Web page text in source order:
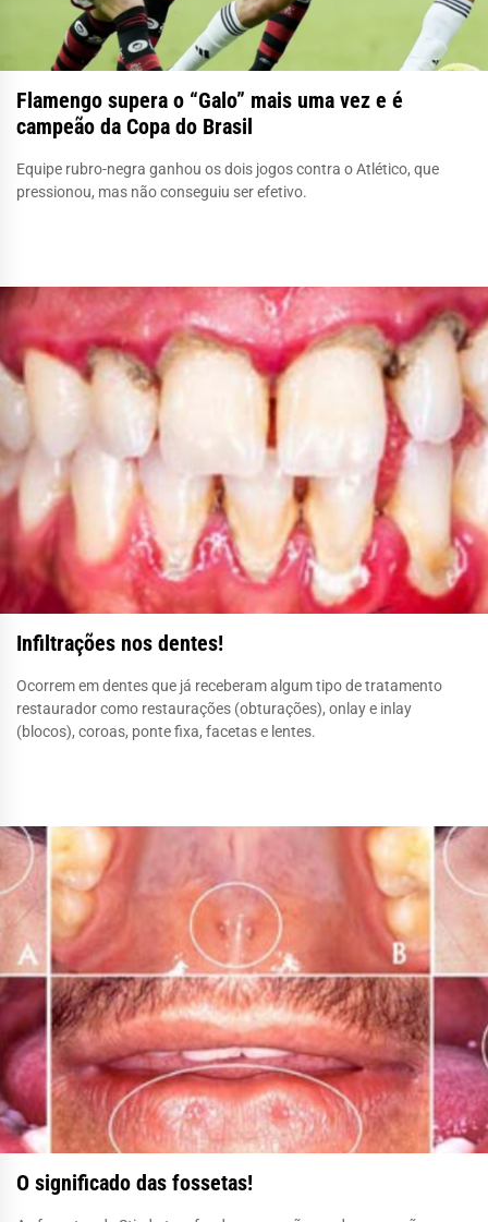
Flamengo supera o “Galo” mais uma vez e é
campeão da Copa do Brasil
Equipe rubro-negra ganhou os dois jogos contra o Atlético, que
pressionou, mas não conseguiu ser efetivo.
Infiltrações nos dentes!
Ocorrem em dentes que já receberam algum tipo de tratamento
restaurador como restaurações (obturações), onlay e inlay
(blocos), coroas, ponte fixa, facetas e lentes.
O significado das fossetas!